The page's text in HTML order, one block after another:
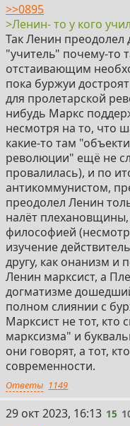
>>0895
>Ленин- то у кого
Так Ленин преодолел
"учитель" почему-то
отстаивающим
пока буржуи
для пролетарской
нибудь Маркс
несмотря на то, что
какие-то там
революции" ещё не
провалилась), и по
антикоммунистом,
преодолел Ленин
налёт
философией
изучение
другу, как онанизм и
Ленин марксист, а
догматизме
полном слиянии с
Марксист не тот, кто
марксизма" и
они говорят, а тот,
современности.
Ответы 1149
15
29 окт 2023, 16:13 15